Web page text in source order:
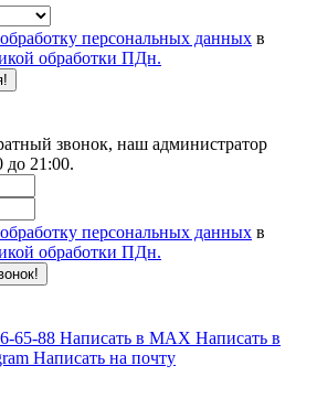
обработку персональных данных в
обработки ПДн.
звонок, наш администратор
до 21:00.
обработку персональных данных в
обработки ПДн.
65-88 Написать в MAX Написать в
Написать на почту